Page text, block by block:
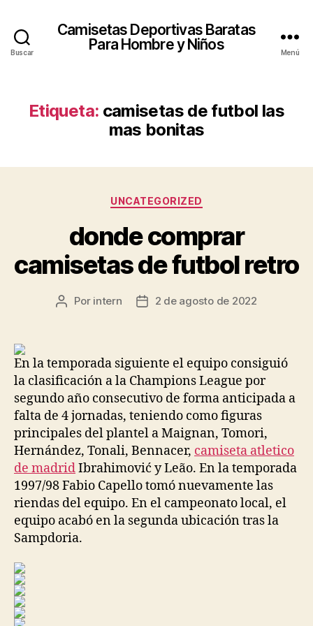
Buscar
Camisetas Deportivas Baratas
Para Hombre y Niños
Menú
Etiqueta: camisetas de futbol las
mas bonitas
Categorías
UNCATEGORIZED
donde comprar
camisetas de futbol retro
Autor
Por intern
Fecha2 de agosto de 2022
En la temporada siguiente el equipo consiguió
la clasificación a la Champions League por
segundo año consecutivo de forma anticipada a
falta de 4 jornadas, teniendo como figuras
principales del plantel a Maignan, Tomori,
Hernández, Tonali, Bennacer, camiseta atletico
de madridIbrahimović y Leão. En la temporada
1997/98 Fabio Capello tomó nuevamente las
riendas del equipo. En el campeonato local, el
equipo acabó en la segunda ubicación tras la
Sampdoria.